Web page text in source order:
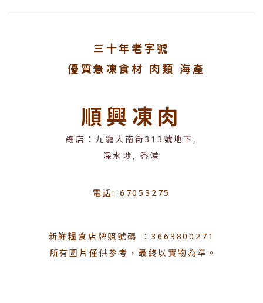
三十年老字號
優質急凍食材 肉類 海產
順興凍肉
總店：九龍大南街313號地下,
深水埗, 香港
電話: 67053275
新鮮糧食店牌照號碼 ：3663800271
所有圖片僅供參考，最終以實物為準。